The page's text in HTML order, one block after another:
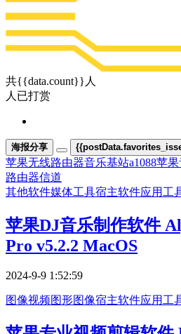
共{{data.count}}人
人已打赏
海报分享
苹果无线路由器音乐基站a1088苹果
路由器信道
其他软件媒体工具宿主软件应用工
苹果DJ音乐制作软件
Pro v5.2.2 MacOS
2024-9-9 1:52:59
图像视频图形图像宿主软件应用工